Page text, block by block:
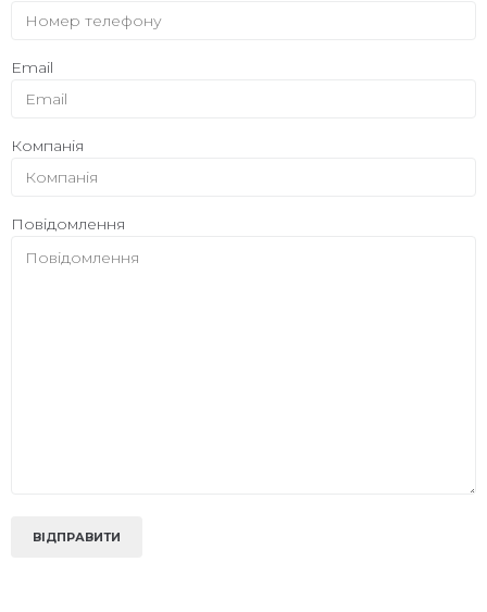
Email
Компанія
Повідомлення